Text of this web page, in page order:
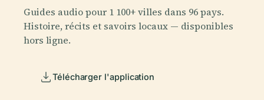
Guides audio pour 1 100+ villes dans 96 pays.
Histoire, récits et savoirs locaux — disponibles
hors ligne.
Télécharger l'application